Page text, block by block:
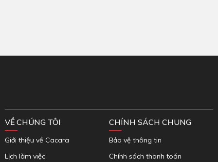
VỀ CHÚNG TÔI
Giới thiệu về Cacara
Lịch làm việc
CHÍNH SÁCH CHUNG
Bảo vệ thông tin
Chính sách thanh toán